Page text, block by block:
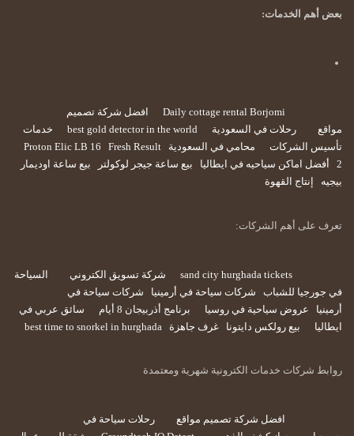
بعض أهم الخدمات:
Daily cottage rental Borjomi
افضل شركة تصميم
مواقع
رحلات في السعودية best gold detector in the world
خدمات
تأسيس الشركات
محامي في السعودية Proton Elic LB 16
Fresh Result
2
أفضل اماكن سياحيه في ايطاليا بيع ساعة جيجر لوكولتر
بيع ساعة اوديمار
بيجيه
إنتاج القهوة
تعرف على أهم الشركات:
sand city hurghada tickets شركة تسويق الكتروني
السياحة
في جورجيا للشباب
شركات سياحة في أرمينيا
شركات سياحة في
أرمينيا
عروض سياحية في روسيا برنامج أذربيجان 8 أيام
سائق عربي في
ايطاليا
بيع رولكس دايتونا غرف جاهزة best time to snorkel in hurghada
روابط شركات خدمات الكترونية شهرية ومعتمدة
افضل شركة تصميم مواقع
رحلات سياحة في